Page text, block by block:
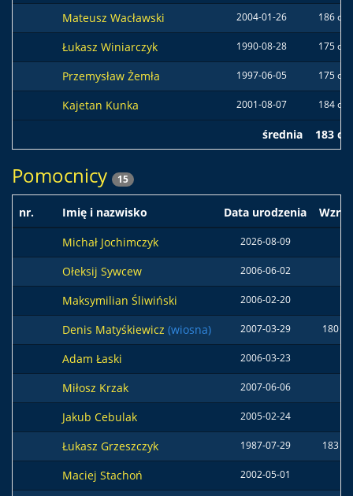
Mateusz Wacławski 2004-01-26 186 cm
Łukasz Winiarczyk 1990-08-28 175 cm
Przemysław Żemła 1997-06-05 175 cm
Kajetan Kunka 2001-08-07 184 cm
średnia 183 cm
Pomocnicy 15
nr. Imię i nazwisko Data urodzenia
Michał Jochimczyk
2026-08-09
Ołeksij Sywcew 2006-06-02
Maksymilian Śliwiński 2006-02-20
Denis Matyśkiewicz (wiosna) 2007-03-29 180
Adam Łaski 2006-03-23
Miłosz Krzak 2007-06-06
Jakub Cebulak 2005-02-24
Łukasz Grzeszczyk 1987-07-29 183
Maciej Stachoń 2002-05-01